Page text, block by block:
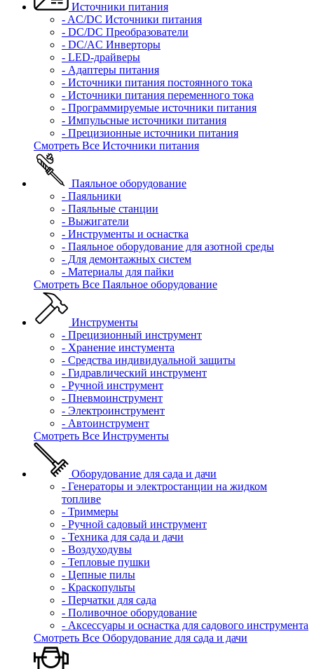
Источники питания
- AC/DC Источники питания
- DC/DC Преобразователи
- DC/AC Инверторы
- LED-драйверы
- Адаптеры питания
- Источники питания постоянного тока
- Источники питания переменного тока
- Программируемые источники питания
- Импульсные источники питания
- Прецизионные источники питания
Смотреть Все Источники питания
Паяльное оборудование
- Паяльники
- Паяльные станции
- Выжигатели
- Инструменты и оснастка
- Паяльное оборудование для азотной среды
- Для демонтажных систем
- Материалы для пайки
Смотреть Все Паяльное оборудование
Инструменты
- Прецизионный инструмент
- Хранение инстумента
- Средства индивидуальной защиты
- Гидравлический инструмент
- Ручной инструмент
- Пневмоинструмент
- Электроинструмент
- Автоинструмент
Смотреть Все Инструменты
Оборудование для сада и дачи
- Генераторы и электростанции на жидком
топливе
- Триммеры
- Ручной садовый инструмент
- Техника для сада и дачи
- Воздуходувы
- Тепловые пушки
- Цепные пилы
- Краскопульты
- Перчатки для сада
- Поливочное оборудование
- Аксессуары и оснастка для садового инструмента
Смотреть Все Оборудование для сада и дачи